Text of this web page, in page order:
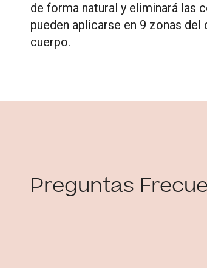
de forma natural y eliminará las
pueden aplicarse en 9 zonas
cuerpo.
Preguntas